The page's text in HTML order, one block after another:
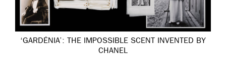
‘GARDÉNIA’: THE IMPOSSIBLE SCENT INVENTED BY
CHANEL